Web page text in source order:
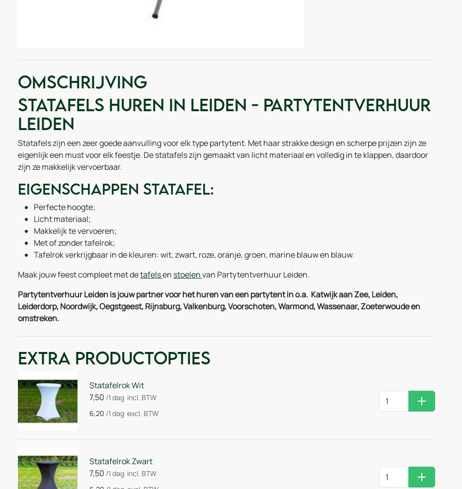
Omschrijving
Statafels huren in Leiden - Partytentverhuur
Leiden
Statafels zijn een zeer goede aanvulling voor elk type partytent. Met haar strakke design en scherpe prijzen zijn ze
eigenlijk een must voor elk feestje. De statafels zijn gemaakt van licht materiaal en volledig in te klappen, daardoor
zijn ze makkelijk vervoerbaar.
Eigenschappen statafel:
Perfecte hoogte;
Licht materiaal;
Makkelijk te vervoeren;
Met of zonder tafelrok;
Tafelrok verkrijgbaar in de kleuren: wit, zwart, roze, oranje, groen, marine blauw en blauw.
Maak jouw feest compleet met detafelsen stoelenvan Partytentverhuur Leiden.
Partytentverhuur Leiden is jouw partner voor het huren van een partytent in o.a. Katwijk aan Zee, Leiden,
Leiderdorp, Noordwijk, Oegstgeest, Rijnsburg, Valkenburg, Voorschoten, Warmond, Wassenaar, Zoeterwoude en
omstreken.
Extra Productopties
Statafelrok Wit
7,50 /1 dag incl. BTW
6,20 /1 dag excl. BTW
Huurmandje
Statafelrok Zwart
7,50 /1 dag incl. BTW
Huurmandje